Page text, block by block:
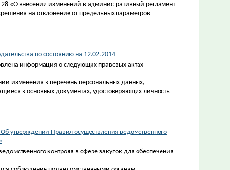
«О внесении изменений в административный регламент
на отклонение от предельных параметров
по состоянию на 12.02.2014
информация о следующих правовых актах
изменения в перечень персональных данных,
в основных документах, удостоверяющих личность
утверждении Правил осуществления ведомственного
контроля в сфере закупок для обеспечения